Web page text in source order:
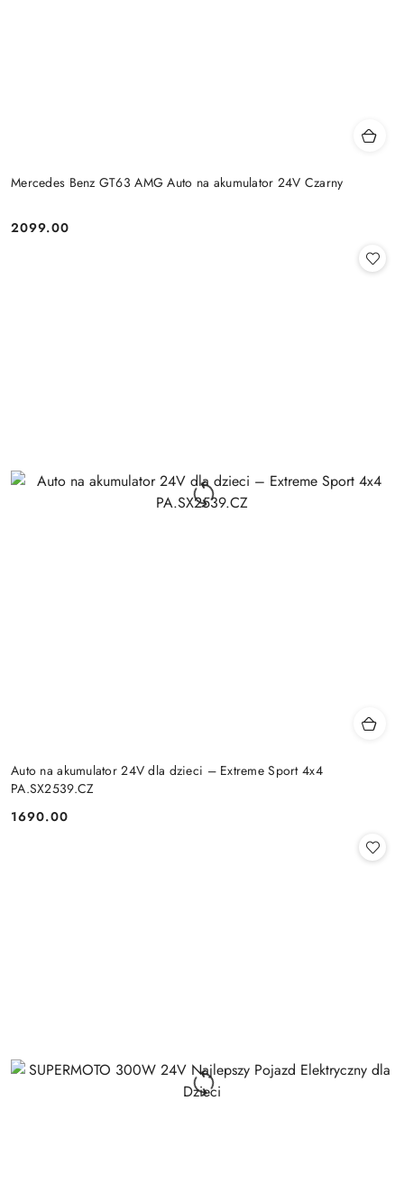
Mercedes Benz GT63 AMG Auto na akumulator 24V Czarny
Cena:
2099.00
Auto na akumulator 24V dla dzieci – Extreme Sport 4x4
PA.SX2539.CZ
Cena:
1690.00